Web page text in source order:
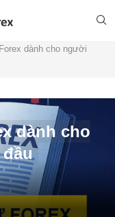
dành cho người
dành cho